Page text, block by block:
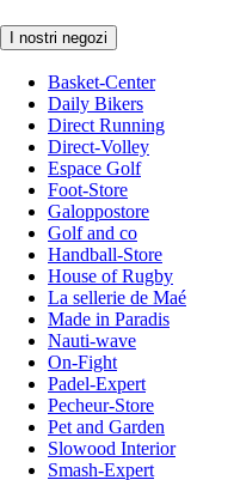
I nostri negozi
Basket-Center
Daily Bikers
Direct Running
Direct-Volley
Espace Golf
Foot-Store
Galoppostore
Golf and co
Handball-Store
House of Rugby
La sellerie de Maé
Made in Paradis
Nauti-wave
On-Fight
Padel-Expert
Pecheur-Store
Pet and Garden
Slowood Interior
Smash-Expert